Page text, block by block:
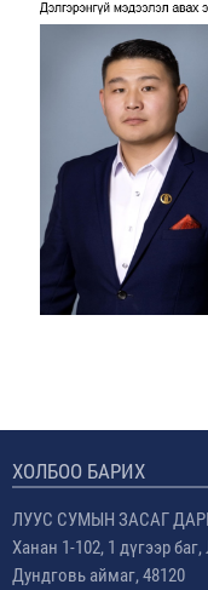
ХОЛБОО БАРИХ
ЛУУС СУМЫН ЗАСАГ
Ханан 1-102, 1 дүгээр баг,
Дундговь аймаг, 48120